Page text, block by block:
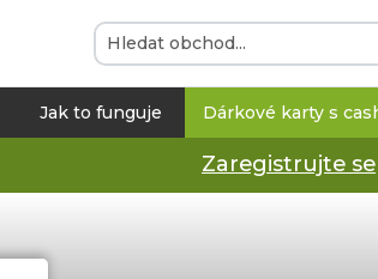
Jak to funguje Dárkové karty s
Zaregistrujte se